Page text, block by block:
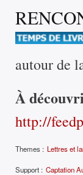
autour de
À
http://
Themes : Lettres et
Support : Captation